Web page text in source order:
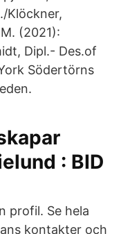
Klöckner,
(2021):
Dipl.- Des.of
Södertörns
: BID
profil. Se hela
kontakter och